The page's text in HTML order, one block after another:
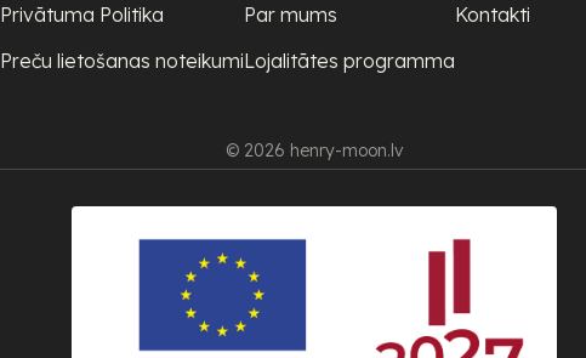
Privātuma Politika
Preču lietošanas noteikumi
Par mums
Lojalitātes programma
Kontakti
© 2026 henry-moon.lv